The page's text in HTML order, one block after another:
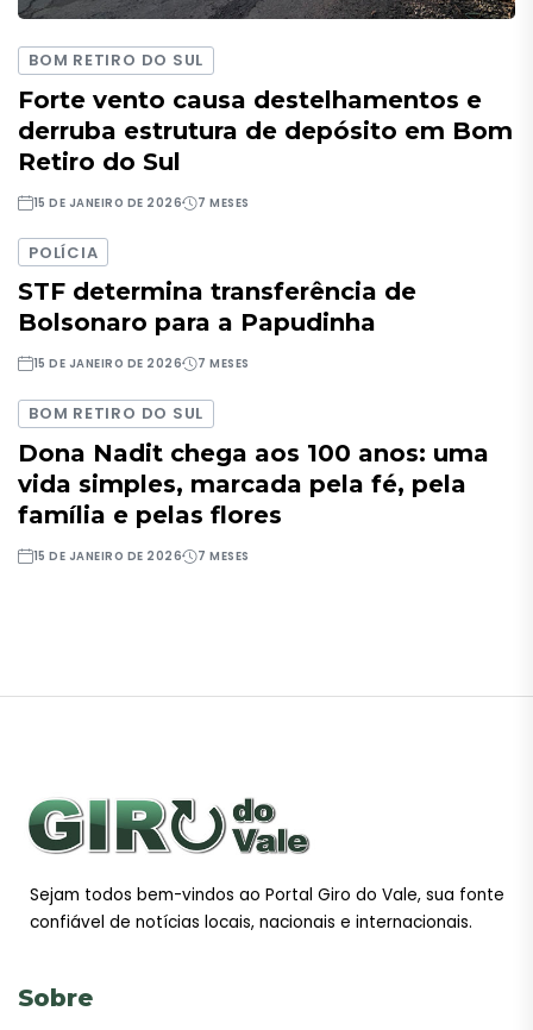
BOM RETIRO DO SUL
Forte vento causa destelhamentos e
derruba estrutura de depósito em Bom
Retiro do Sul
15 DE JANEIRO DE 2026 7 MESES
POLÍCIA
STF determina transferência de
Bolsonaro para a Papudinha
15 DE JANEIRO DE 2026 7 MESES
BOM RETIRO DO SUL
Dona Nadit chega aos 100 anos: uma
vida simples, marcada pela fé, pela
família e pelas flores
15 DE JANEIRO DE 2026 7 MESES
Sejam todos bem-vindos ao Portal Giro do Vale, sua fonte
confiável de notícias locais, nacionais e internacionais.
Sobre